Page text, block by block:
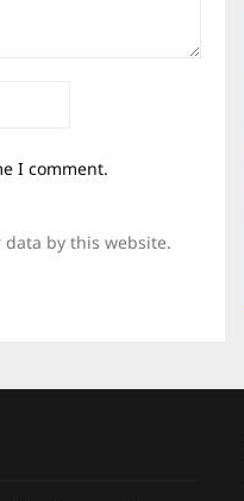
I comment.
by this website.